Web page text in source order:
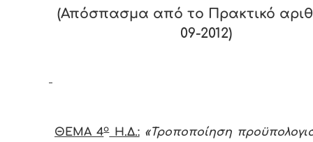
(Απόσπασμα από το Πρακτικό
09-2012)
ΘΕΜΑ 4οΗ.Δ.: «Τροποποίηση